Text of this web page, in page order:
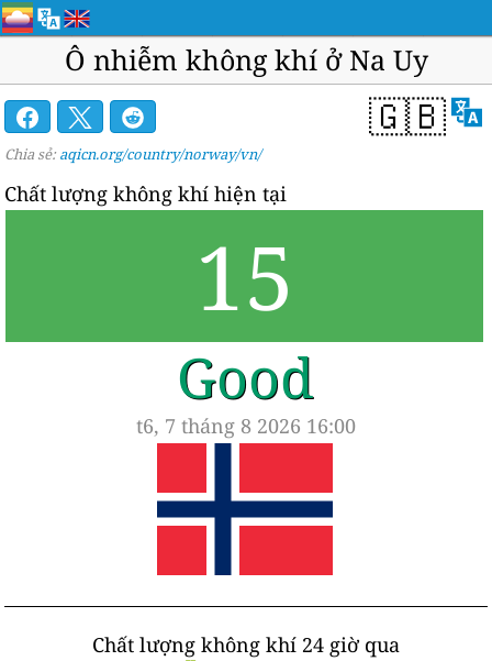
Ô nhiễm không khí ở Na Uy
🇬🇧
Chia sẻ: aqicn.org/country/norway/vn/
Chất lượng không khí hiện tại
15
Good
t6, 7 tháng 8 2026 16:00
Chất lượng không khí 24 giờ qua